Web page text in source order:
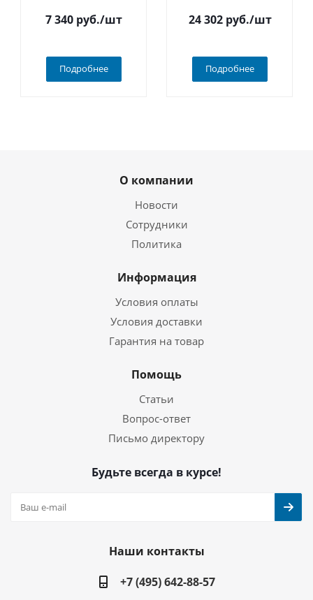
7 340 руб./шт
Подробнее
24 302руб./шт
Подробнее
О компании
Новости
Сотрудники
Политика
Информация
Условия оплаты
Условия доставки
Гарантия на товар
Помощь
Статьи
Вопрос-ответ
Письмо директору
Будьте всегда в курсе!
Наши контакты
+7 (495) 642-88-57